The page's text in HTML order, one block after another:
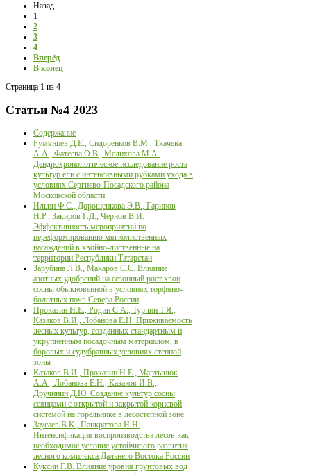
Назад
1
2
3
4
Вперёд
В конец
Страница 1 из 4
Статьи №4 2023
Содержание
Румянцев Д.Е., Сидоренков В.М., Ткачева
А.А., Фатеева О.В., Мелихова М.А.
Дендрохронологическое исследование роста
культур ели с интенсивными рубками ухода в
условиях Сергиево-Посадского района
Московской области
Ильин Ф.С., Дорощенкова Э.В., Гарипов
Н.Р., Закиров Г.Д., Чернов В.И.
Эффективность мероприятий по
переформированию мягколиственных
насаждений в хвойно-лиственные на
территории Республики Татарстан
Зарубина Л.В., Макаров С.С. Влияние
азотных удобрений на сезонный рост хвои
сосны обыкновенной в условиях торфяно-
болотных почв Севера России
Проказин Н.Е., Родин С.А., Турчин Т.Я.,
Казаков В.И., Лобанова Е.Н. Приживаемость
лесных культур, созданных стандартным и
укрупненным посадочным материалом, в
боровых и судубравных условиях степной
зоны
Казаков В.И., Проказин Н.Е., Мартынюк
А.А., Лобанова Е.Н., Казаков И.В.,
Дручинин Д.Ю. Создание культур сосны
сеянцами с открытой и закрытой корневой
системой на горельнике в лесостепной зоне
Заусаев В.К., Панкратова Н.Н.
Интенсификация воспроизводства лесов как
необходимое условие устойчивого развития
лесного комплекса Дальнего Востока России
Куксин Г.В. Влияние уровня грунтовых вод